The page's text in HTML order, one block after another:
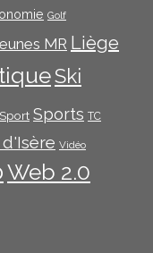
Golf
MR Liège
Ski
Sport Sports TC
d'Isère Vidéo
Web 2.0